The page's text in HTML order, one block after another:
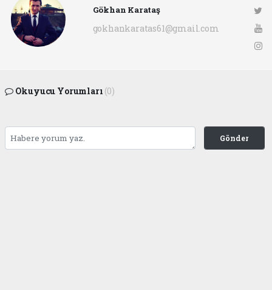
Gökhan Karataş
gokhankaratas61@gmail.com
Okuyucu Yorumları (0)
Gönder